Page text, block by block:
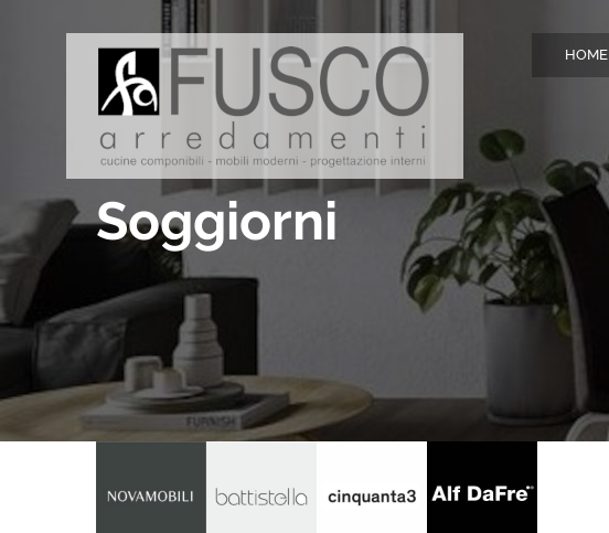
HOME
Soggiorni